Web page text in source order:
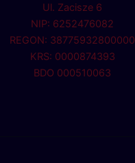
Ul. Zacisze 6
NIP: 6252476082
REGON: 38775932800000
KRS: 0000874393
BDO 000510063